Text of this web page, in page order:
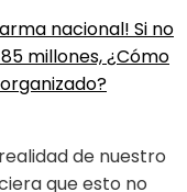
nacional! Si no
millones, ¿Cómo
de nuestro
que esto no